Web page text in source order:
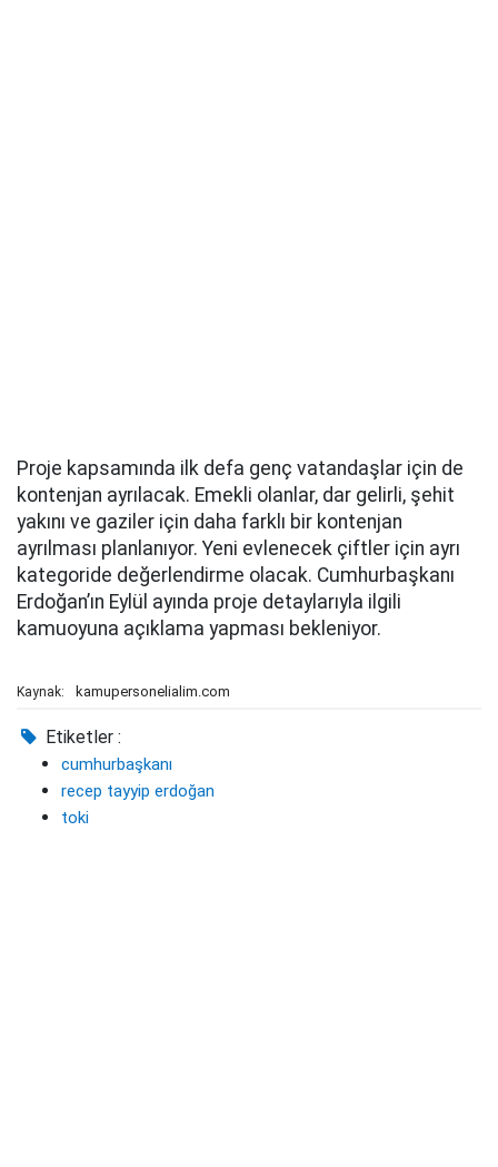
Proje kapsamında ilk defa genç vatandaşlar için de
kontenjan ayrılacak. Emekli olanlar, dar gelirli, şehit
yakını ve gaziler için daha farklı bir kontenjan
ayrılması planlanıyor. Yeni evlenecek çiftler için ayrı
kategoride değerlendirme olacak. Cumhurbaşkanı
Erdoğan’ın Eylül ayında proje detaylarıyla ilgili
kamuoyuna açıklama yapması bekleniyor.
Kaynak: kamupersonelialim.com
Etiketler :
cumhurbaşkanı
recep tayyip erdoğan
toki